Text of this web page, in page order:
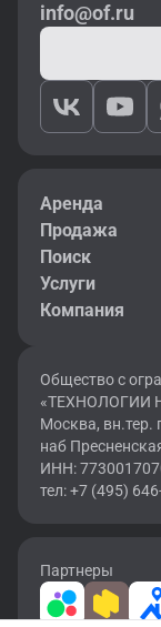
перспектив
надёжного
коммерческой
закрывать
офиса до
объектов.
варианты под
индивидуальный
основанное на
info@of.ru
Аренда
Продажа
Поиск
Услуги
Компания
Общество с
«ТЕХНОЛОГИИ
Москва, вн.тер.
наб
ИНН:
тел: +7 (495)
Партнеры